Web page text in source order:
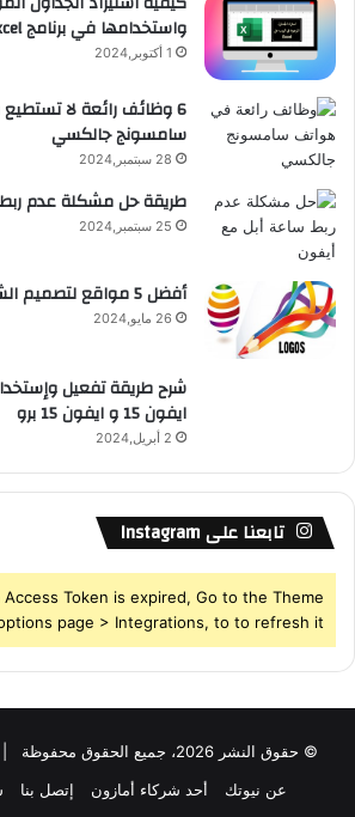
واستخدامها في برنامج Excel
1 أكتوبر,2024
6 وظائف رائعة لا
سامسونج جالكسي
28 سبتمبر,2024
طريقة حل مشكلة عدم
25 سبتمبر,2024
أفضل 5 مواقع لتصميم الشعارات بشكل مجاني
26 مايو,2024
ايفون 15 و ايفون 15 برو
2 أبريل,2024
تابعنا على Instagram
Access Token is expired, Go to the Theme
page > Integrations, to to refresh it.
© حقوق النشر 2026، جميع الحقوق محفوظة |
عن نيوتك
أحد شركاء أمازون إتصل بنا